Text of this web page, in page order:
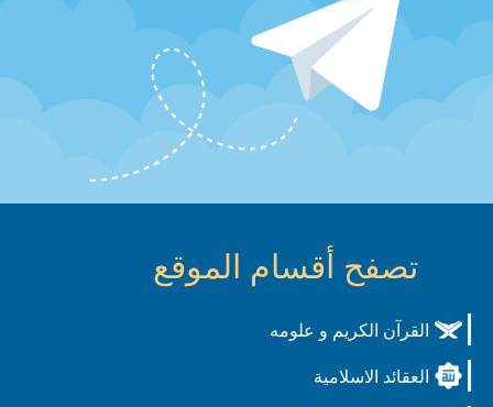
تصفح أقسام الموقع
القرآن الكريم و علومه
العقائد الاسلامية